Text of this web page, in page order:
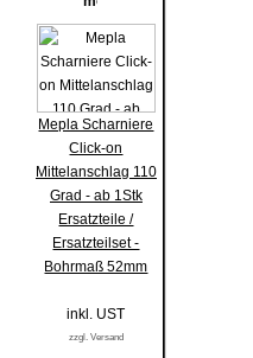
Mepla Scharniere
Click-on
Mittelanschlag 110
Grad - ab 1Stk
Ersatzteile /
Ersatzteilset -
Bohrmaß 52mm
inkl. UST
zzgl. Versand